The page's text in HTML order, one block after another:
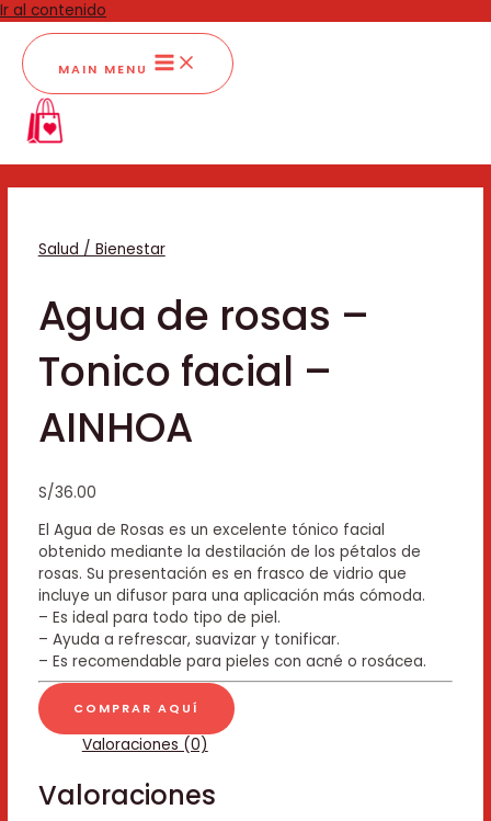
Ir al contenido
MAIN MENU
Salud / Bienestar
Agua de rosas –
Tonico facial –
AINHOA
S/36.00
El Agua de Rosas es un excelente tónico facial
obtenido mediante la destilación de los pétalos de
rosas. Su presentación es en frasco de vidrio que
incluye un difusor para una aplicación más cómoda.
– Es ideal para todo tipo de piel.
– Ayuda a refrescar, suavizar y tonificar.
– Es recomendable para pieles con acné o rosácea.
COMPRAR AQUÍ
Valoraciones (0)
Valoraciones